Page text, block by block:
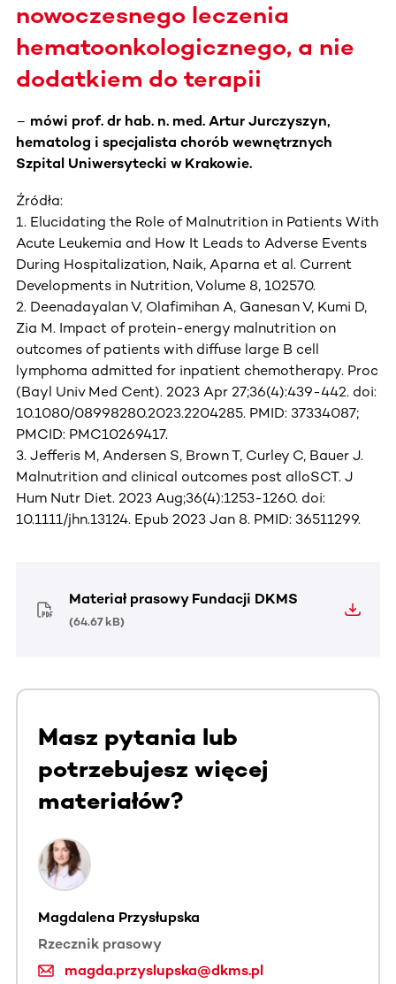
nowoczesnego leczenia
hematoonkologicznego, a nie
dodatkiem do terapii
– mówi prof. dr hab. n. med. Artur Jurczyszyn,
hematolog i specjalista chorób wewnętrznych
Szpital Uniwersytecki w Krakowie.
Źródła:
1. Elucidating the Role of Malnutrition in Patients With
Acute Leukemia and How It Leads to Adverse Events
During Hospitalization, Naik, Aparna et al. Current
Developments in Nutrition, Volume 8, 102570.
2. Deenadayalan V, Olafimihan A, Ganesan V, Kumi D,
Zia M. Impact of protein-energy malnutrition on
outcomes of patients with diffuse large B cell
lymphoma admitted for inpatient chemotherapy. Proc
(Bayl Univ Med Cent). 2023 Apr 27;36(4):439-442. doi:
10.1080/08998280.2023.2204285. PMID: 37334087;
PMCID: PMC10269417.
3. Jefferis M, Andersen S, Brown T, Curley C, Bauer J.
Malnutrition and clinical outcomes post alloSCT. J
Hum Nutr Diet. 2023 Aug;36(4):1253-1260. doi:
10.1111/jhn.13124. Epub 2023 Jan 8. PMID: 36511299.
Materiał prasowy Fundacji DKMS
(64.67 kB)
Masz pytania lub
potrzebujesz więcej
materiałów?
Magdalena Przysłupska
Rzecznik prasowy
magda.przyslupska@dkms.pl